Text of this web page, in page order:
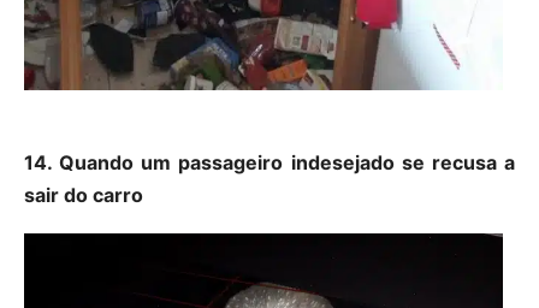
14. Quando um passageiro indesejado se recusa a
sair do carro